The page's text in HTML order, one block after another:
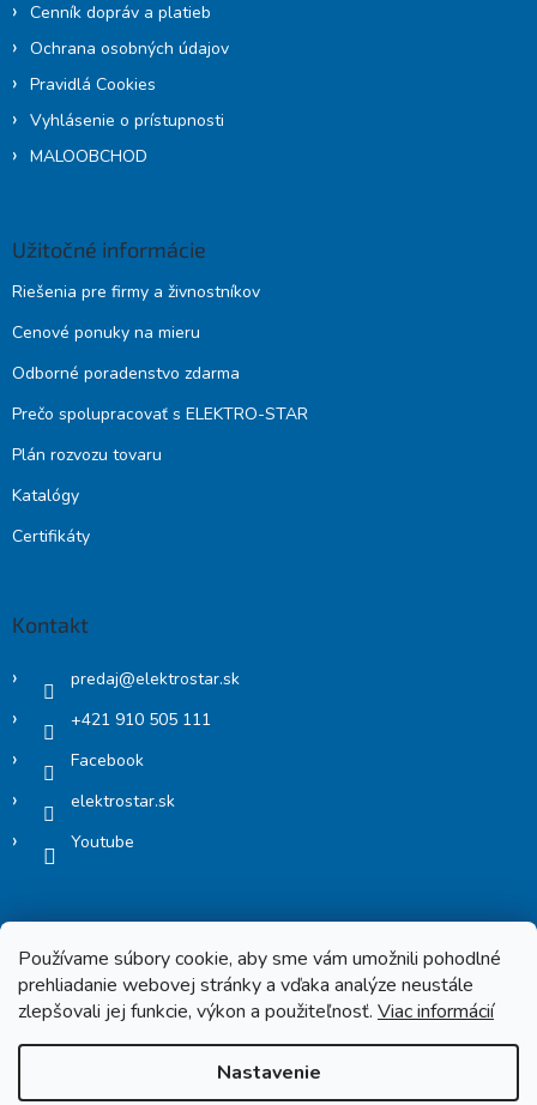
Používame súbory cookie, aby sme vám umožnili pohodlné
prehliadanie webovej stránky a vďaka analýze neustále
zlepšovali jej funkcie, výkon a použiteľnosť. Viac informácií
Nastavenie
Cenník dopráv a platieb
Ochrana osobných údajov
Pravidlá Cookies
Vyhlásenie o prístupnosti
MALOOBCHOD
Užitočné informácie
Riešenia pre firmy a živnostníkov
Cenové ponuky na mieru
Odborné poradenstvo zdarma
Prečo spolupracovať s ELEKTRO-STAR
Plán rozvozu tovaru
Katalógy
Certifikáty
Kontakt
predaj@elektrostar.sk
+421 910 505 111
Facebook
elektrostar.sk
Youtube
Copyright 2026Elektrostar.shop. Všetky práva vyhradené.